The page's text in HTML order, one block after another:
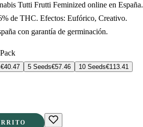
Tutti Frutti Feminized online en España.
de THC. Efectos: Eufórico, Creativo.
con garantía de germinación.
€40.47 5 Seeds€57.46 10 Seeds€113.41